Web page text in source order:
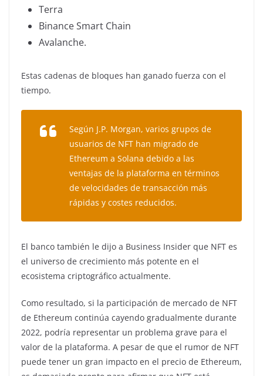
Terra
Binance Smart Chain
Avalanche.
Estas cadenas de bloques han ganado fuerza con el
tiempo.
Según J.P. Morgan, varios grupos de
usuarios de NFT han migrado de
Ethereum a Solana debido a las
ventajas de la plataforma en términos
de velocidades de transacción más
rápidas y costes reducidos.
El banco también le dijo a Business Insider que NFT es
el universo de crecimiento más potente en el
ecosistema criptográfico actualmente.
Como resultado, si la participación de mercado de NFT
de Ethereum continúa cayendo gradualmente durante
2022, podría representar un problema grave para el
valor de la plataforma. A pesar de que el rumor de NFT
puede tener un gran impacto en el precio de Ethereum,